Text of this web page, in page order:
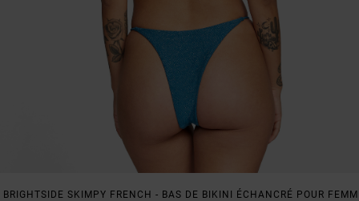
BRIGHTSIDE SKIMPY FRENCH - BAS DE BIKINI ÉCHANCRÉ POUR